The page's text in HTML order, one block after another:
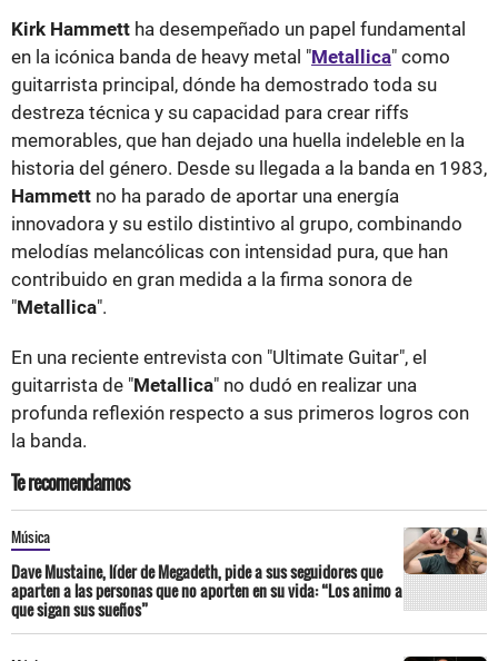
Kirk Hammett ha desempeñado un papel fundamental
en la icónica banda de heavy metal "Metallica" como
guitarrista principal, dónde ha demostrado toda su
destreza técnica y su capacidad para crear riffs
memorables, que han dejado una huella indeleble en la
historia del género. Desde su llegada a la banda en 1983,
Hammett no ha parado de aportar una energía
innovadora y su estilo distintivo al grupo, combinando
melodías melancólicas con intensidad pura, que han
contribuido en gran medida a la firma sonora de
"Metallica".
En una reciente entrevista con "Ultimate Guitar", el
guitarrista de "Metallica" no dudó en realizar una
profunda reflexión respecto a sus primeros logros con
la banda.
Te recomendamos
Música
Dave Mustaine, líder de Megadeth, pide a sus seguidores que
aparten a las personas que no aporten en su vida: “Los animo a
que sigan sus sueños”